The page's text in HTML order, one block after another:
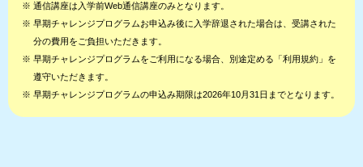
※ 通信講座は入学前Web通信講座のみとなります。
※ 早期チャレンジプログラムお申込み後に入学辞退された場合は、受講された
分の費用をご負担いただきます。
※ 早期チャレンジプログラムをご利用になる場合、別途定める「利用規約」を
遵守いただきます。
※ 早期チャレンジプログラムの申込み期限は2026年10月31日までとなります。